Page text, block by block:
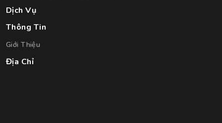
Thông Tin
Giới Thiệu
Địa Chỉ
Dịch Vụ